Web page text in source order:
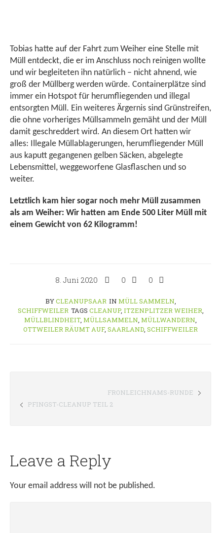
Tobias hatte auf der Fahrt zum Weiher eine Stelle mit
Müll entdeckt, die er im Anschluss noch reinigen wollte
und wir begleiteten ihn natürlich – nicht ahnend, wie
groß der Müllberg werden würde. Containerplätze sind
immer ein Hotspot für herumfliegenden und illegal
entsorgten Müll. Ein weiteres Ärgernis sind Grünstreifen,
die ohne vorheriges Müllsammeln gemäht und der Müll
damit geschreddert wird. An diesem Ort hatten wir
alles: Illegale Müllablagerungen, herumfliegender Müll
aus kaputt gegangenen gelben Säcken, abgelegte
Lebensmittel, weggeworfene Glasflaschen und so
weiter.
Letztlich kam hier sogar noch mehr Müll zusammen
als am Weiher: Wir hatten am Ende 500 Liter Müll mit
einem Gewicht von 62 Kilogramm!
8. Juni 2020 0 0
BYCLEANUPSAAR IN MÜLL SAMMELN,
SCHIFFWEILER TAGS CLEANUP, ITZENPLITZER WEIHER,
MÜLLBLINDHEIT, MÜLLSAMMELN, MÜLLWANDERN,
OTTWEILER RÄUMT AUF, SAARLAND, SCHIFFWEILER
FRONLEICHNAMS-RUNDE
PFINGST-CLEANUP TEIL 2
Leave a Reply
Your email address will not be published.